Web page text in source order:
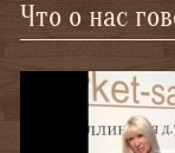
Что о нас